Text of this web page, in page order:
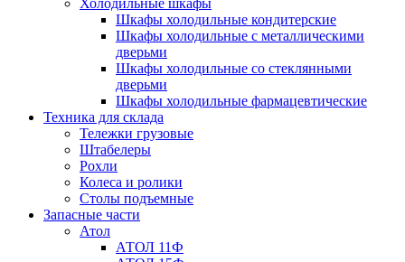
Шкафы холодильные кондитерские
Шкафы холодильные с металлическими
дверьми
Шкафы холодильные со стеклянными
дверьми
Шкафы холодильные фармацевтические
Техника для склада
Тележки грузовые
Штабелеры
Рохли
Колеса и ролики
Столы подъемные
Запасные части
Атол
АТОЛ 11Ф